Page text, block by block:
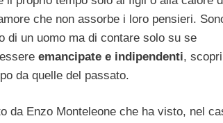
che non assorbe i loro pensieri.
di un uomo ma di contare solo su se
emancipate e indipendenti,
da quelle del passato.
da Enzo Monteleone che ha visto, nel